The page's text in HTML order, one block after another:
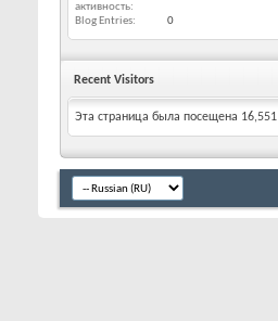
активность
Blog Entries 0
Recent Visitors
Эта страница была посещена 16,551